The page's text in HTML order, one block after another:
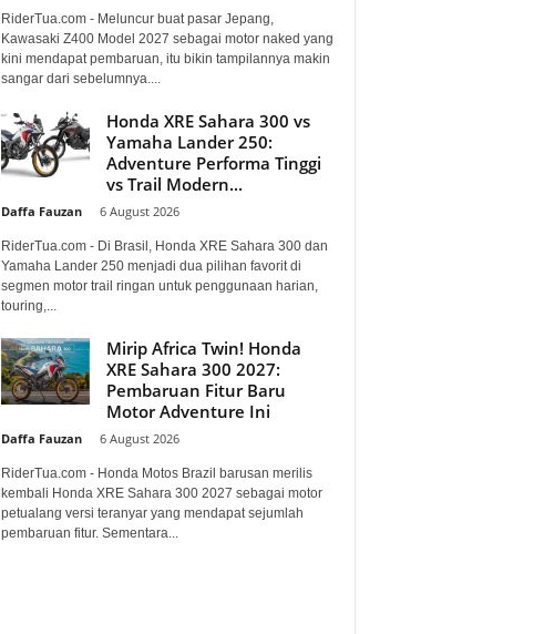
RiderTua.com - Meluncur buat pasar Jepang,
Kawasaki Z400 Model 2027 sebagai motor naked yang
kini mendapat pembaruan, itu bikin tampilannya makin
sangar dari sebelumnya....
Honda XRE Sahara 300 vs
Yamaha Lander 250:
Adventure Performa Tinggi
vs Trail Modern...
Daffa Fauzan 6 August 2026
RiderTua.com - Di Brasil, Honda XRE Sahara 300 dan
Yamaha Lander 250 menjadi dua pilihan favorit di
segmen motor trail ringan untuk penggunaan harian,
touring,...
Mirip Africa Twin! Honda
XRE Sahara 300 2027:
Pembaruan Fitur Baru
Motor Adventure Ini
Daffa Fauzan 6 August 2026
RiderTua.com - Honda Motos Brazil barusan merilis
kembali Honda XRE Sahara 300 2027 sebagai motor
petualang versi teranyar yang mendapat sejumlah
pembaruan fitur. Sementara...